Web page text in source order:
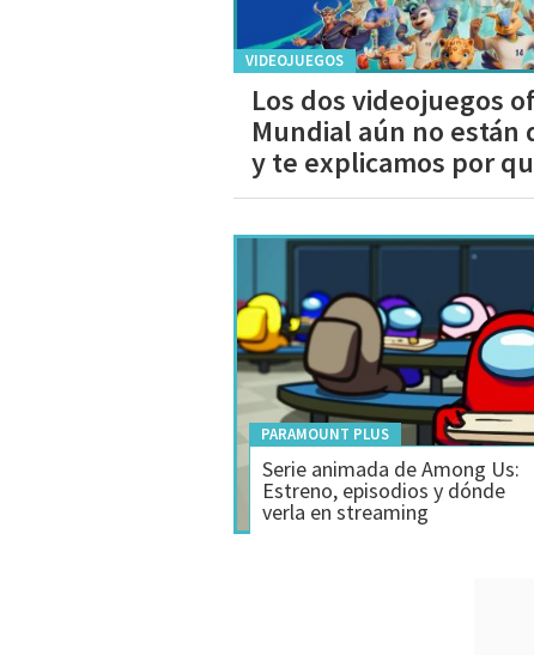
VIDEOJUEGOS
Los dos videojuegos
Mundial aún no están
y te explicamos por
PARAMOUNT PLUS
Serie animada de Among Us:
Estreno, episodios y dónde
verla en streaming